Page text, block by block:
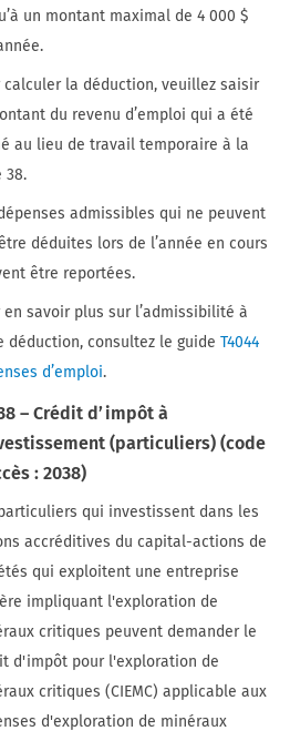
un montant maximal de 4 000 $
calculer la déduction, veuillez saisir
du revenu d’emploi qui a été
au lieu de travail temporaire à la
38.
admissibles qui ne peuvent
déduites lors de l’année en cours
être reportées.
en savoir plus sur l’admissibilité à
déduction, consultez le guideT4044
d’emploi.
– Crédit d’impôt à
(particuliers) (code
: 2038)
qui investissent dans les
accréditives du capital-actions de
qui exploitent une entreprise
impliquant l'exploration de
critiques peuvent demander le
d'impôt pour l'exploration de
critiques (CIEMC) applicable aux
d'exploration de minéraux